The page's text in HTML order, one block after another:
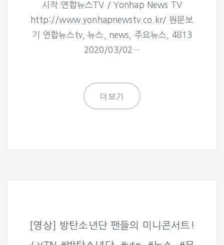
시작 연합뉴스TV / Yonhap News TV
http://www.yonhapnewstv.co.kr/ 원문보
기 연합뉴스tv, 뉴스, news, 주요뉴스, 4813
2020/03/02…
더보기
[영상] 방탄소년단 팬들의 미니콘서트!